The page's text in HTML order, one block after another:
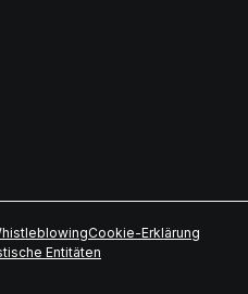
Cookie-Erklärung
Entitäten